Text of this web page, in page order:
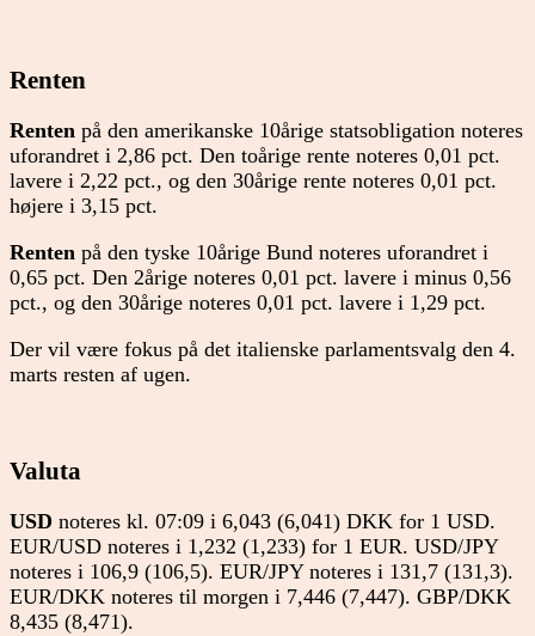
Renten
Renten på den amerikanske 10årige statsobligation noteres
uforandret i 2,86 pct. Den toårige rente noteres 0,01 pct.
lavere i 2,22 pct., og den 30årige rente noteres 0,01 pct.
højere i 3,15 pct.
Renten på den tyske 10årige Bund noteres uforandret i
0,65 pct. Den 2årige noteres 0,01 pct. lavere i minus 0,56
pct., og den 30årige noteres 0,01 pct. lavere i 1,29 pct.
Der vil være fokus på det italienske parlamentsvalg den 4.
marts resten af ugen.
Valuta
USD noteres kl. 07:09 i 6,043 (6,041) DKK for 1 USD.
EUR/USD noteres i 1,232 (1,233) for 1 EUR. USD/JPY
noteres i 106,9 (106,5). EUR/JPY noteres i 131,7 (131,3).
EUR/DKK noteres til morgen i 7,446 (7,447). GBP/DKK
8,435 (8,471).